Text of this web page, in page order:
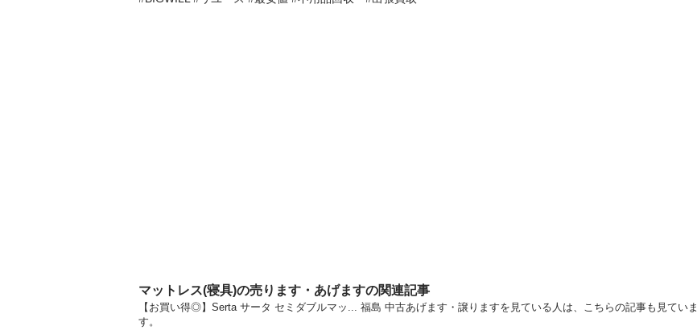
マットレス(寝具)の売ります・あげますの関連記事
【お買い得◎】Serta サータ セミダブルマッ... 福島 中古あげます・譲りますを見ている人は、こちらの記事も見ていま
す。